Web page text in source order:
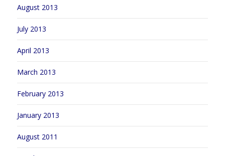
August 2013
July 2013
April 2013
March 2013
February 2013
January 2013
August 2011